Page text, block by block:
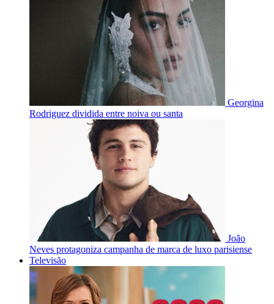
Georgina
Rodriguez dividida entre noiva ou santa
João
Neves protagoniza campanha de marca de luxo parisiense
Televisão